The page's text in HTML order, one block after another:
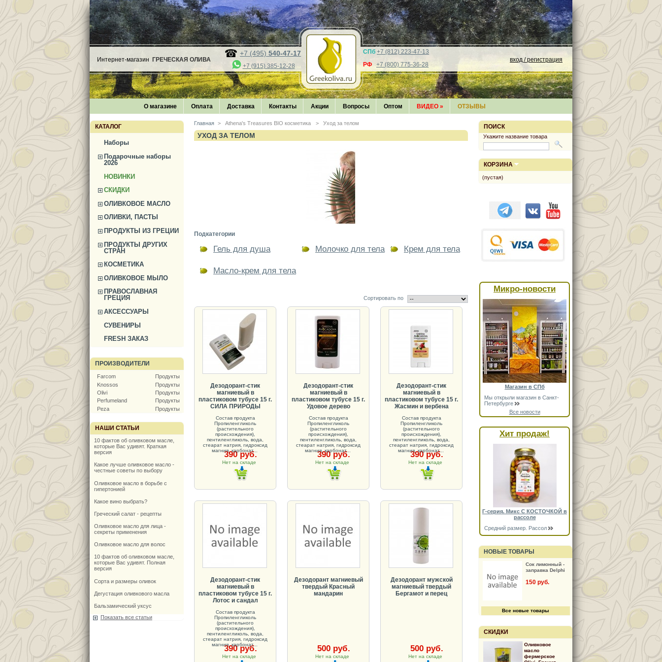
Интернет-магазин ГРЕЧЕСКАЯ ОЛИВА
+7 (495) 540-47-17
+7 (915) 385-12-28
СПб +7 (812) 223-47-13
РФ +7 (800) 775-36-28
вход / регистрация
О магазине Оплата Доставка Контакты Акции Вопросы Оптом ВИДЕО » ОТЗЫВЫ
КАТАЛОГ
Наборы
Подарочные наборы
2026
НОВИНКИ
СКИДКИ
ОЛИВКОВОЕ МАСЛО
ОЛИВКИ, ПАСТЫ
ПРОДУКТЫ ИЗ ГРЕЦИИ
ПРОДУКТЫ ДРУГИХ
СТРАН
КОСМЕТИКА
ОЛИВКОВОЕ МЫЛО
ПРАВОСЛАВНАЯ
ГРЕЦИЯ
АКСЕССУАРЫ
СУВЕНИРЫ
FRESH ЗАКАЗ
ПРОИЗВОДИТЕЛИ
Farcom
Продукты
Knossos
Продукты
Olivi
Продукты
Perfumeland
Продукты
Peza
Продукты
НАШИ СТАТЬИ
10 фактов об оливковом масле,
которые Вас удивят. Краткая
версия
Какое лучше оливковое масло -
честные советы по выбору
Оливковое масло в борьбе с
гипертонией
Какое вино выбрать?
Греческий салат - рецепты
Оливковое масло для лица -
секреты применения
Оливковое масло для волос
10 фактов об оливковом масле,
которые Вас удивят. Полная
версия
Сорта и размеры оливок
Дегустация оливкового масла
Бальзамический уксус
Показать все статьи
Главная > Athena's Treasures BIO косметика > Уход за телом
УХОД ЗА ТЕЛОМ
Подкатегории
Гель для душа Молочко для тела Крем для тела
Масло-крем для тела
Сортировать по
Дезодорант-стик
магниевый в
пластиковом тубусе 15 г.
СИЛА ПРИРОДЫ
Состав продукта
Пропиленгликоль
(растительного
происхождения),
пентиленгликоль, вода,
стеарат натрия, гидроксид
магния, карбонат...
390 руб.
Нет на складе
Дезодорант-стик
магниевый в
пластиковом тубусе 15 г.
Удовое дерево
Состав продукта
Пропиленгликоль
(растительного
происхождения),
пентиленгликоль, вода,
стеарат натрия, гидроксид
магния, карбонат...
390 руб.
Нет на складе
Дезодорант-стик
магниевый в
пластиковом тубусе 15 г.
Жасмин и вербена
Состав продукта
Пропиленгликоль
(растительного
происхождения),
пентиленгликоль, вода,
стеарат натрия, гидроксид
магния, карбонат...
390 руб.
Нет на складе
Дезодорант-стик
магниевый в
пластиковом тубусе 15 г.
Лотос и сандал
Состав продукта
Пропиленгликоль
(растительного
происхождения),
пентиленгликоль, вода,
стеарат натрия, гидроксид
магния, карбонат...
390 руб.
Нет на складе
Дезодорант магниевый
твердый Красный
мандарин
500 руб.
Нет на складе
Дезодорант мужской
магниевый твердый
Бергамот и перец
500 руб.
Нет на складе
ПОИСК
Укажите название товара
КОРЗИНА
(пустая)
Микро-новости
Магазин в СПб
Мы открыли магазин в Санкт-
Петербурге
Все новости
Хит продаж!
Г-серия. Микс С КОСТОЧКОЙ в
рассоле
Средний размер. Рассол
НОВЫЕ ТОВАРЫ
Сок лимонный -
заправка Delphi
150 руб.
Все новые товары
СКИДКИ
Оливковое
масло
фермерское